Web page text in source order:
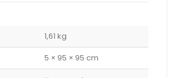
1,61 kg
5 × 95 × 95 cm